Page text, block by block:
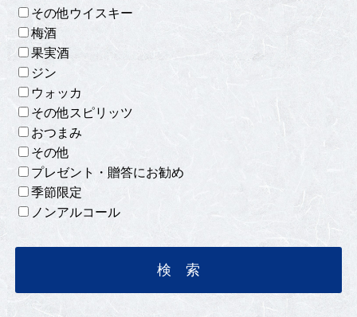
その他ウイスキー
梅酒
果実酒
ジン
ウォッカ
その他スピリッツ
おつまみ
その他
プレゼント・贈答にお勧め
季節限定
ノンアルコール